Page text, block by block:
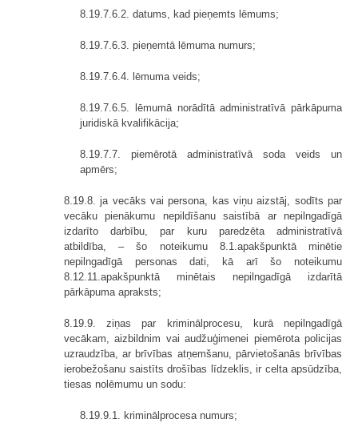
8.19.7.6.2. datums, kad pieņemts lēmums;
8.19.7.6.3. pieņemtā lēmuma numurs;
8.19.7.6.4. lēmuma veids;
8.19.7.6.5. lēmumā norādītā administratīvā pārkāpuma
juridiskā kvalifikācija;
8.19.7.7. piemērotā administratīvā soda veids un
apmērs;
8.19.8. ja vecāks vai persona, kas viņu aizstāj, sodīts par
vecāku pienākumu nepildīšanu saistībā ar nepilngadīgā
izdarīto darbību, par kuru paredzēta administratīvā
atbildība, – šo noteikumu 8.1.apakšpunktā minētie
nepilngadīgā personas dati, kā arī šo noteikumu
8.12.11.apakšpunktā minētais nepilngadīgā izdarītā
pārkāpuma apraksts;
8.19.9. ziņas par kriminālprocesu, kurā nepilngadīgā
vecākam, aizbildnim vai audžuģimenei piemērota policijas
uzraudzība, ar brīvības atņemšanu, pārvietošanās brīvības
ierobežošanu saistīts drošības līdzeklis, ir celta apsūdzība,
tiesas nolēmumu un sodu:
8.19.9.1. kriminālprocesa numurs;